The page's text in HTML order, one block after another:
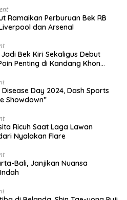
Ramaikan Perburuan Bek RB
dan Arsenal
Bek Kiri Sekaligus Debut
Penting di Kandang Khon
Day 2024, Dash Sports
Showdown”
Ricuh Saat Laga Lawan
Nyalakan Flare
Bali, Janjikan Nuansa